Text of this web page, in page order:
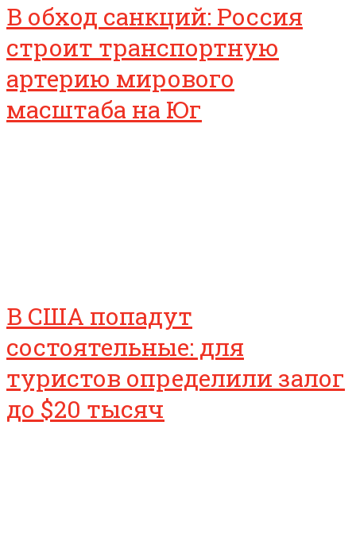
В обход санкций: Россия
строит транспортную
артерию мирового
масштаба на Юг
В США попадут
состоятельные: для
туристов определили залог
до $20 тысяч